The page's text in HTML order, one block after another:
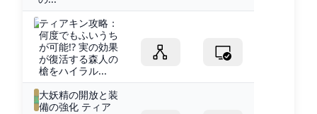
ティアキン攻略：
何度でもふいうち
が可能!? 実の効果
が復活する森人の
槍をハイラル...
大妖精の開放と装
備の強化 ティア